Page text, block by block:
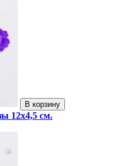
В корзину
12х4,5 см.